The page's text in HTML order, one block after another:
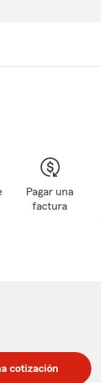
Pagar una
factura
cotización